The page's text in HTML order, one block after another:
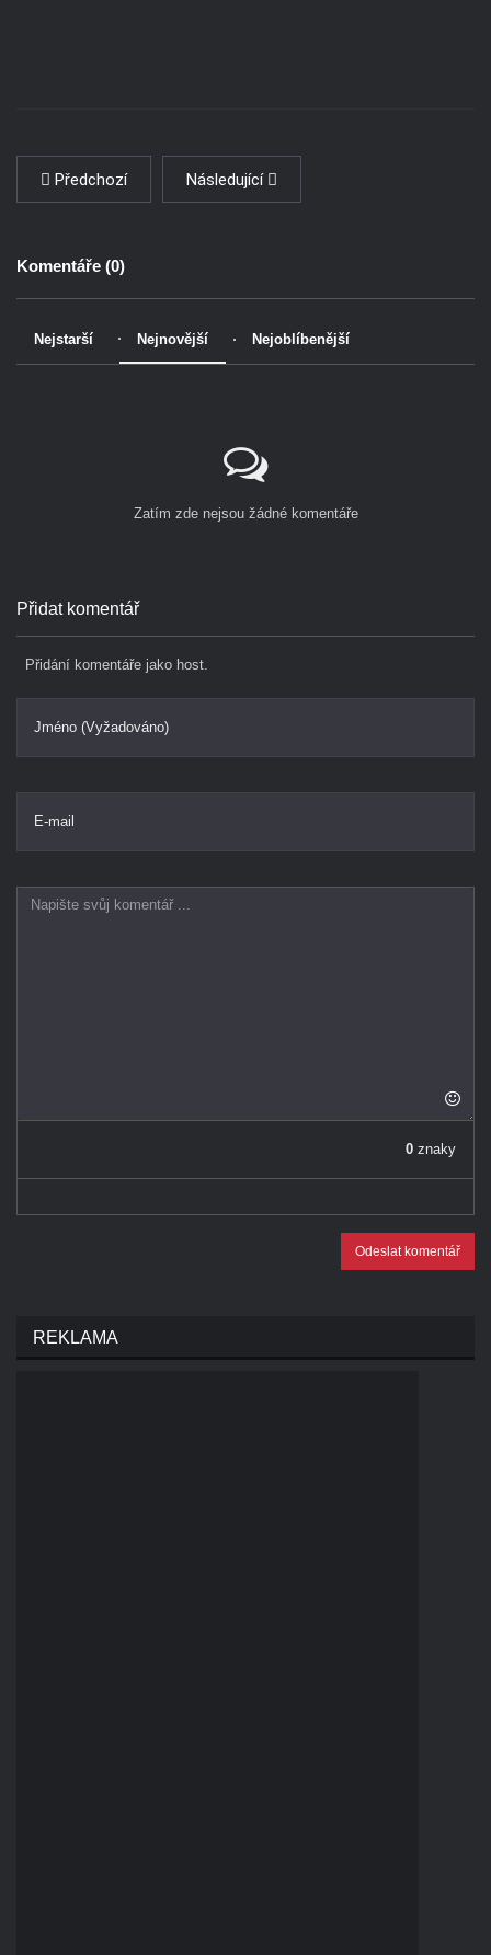
Předchozí Následující
Komentáře (0)
Nejstarší Nejnovější Nejoblíbenější
Zatím zde nejsou žádné komentáře
Přidat komentář
Přidání komentáře jako host.
Jméno (Vyžadováno)
E-mail
0 znaky
Odeslat komentář
REKLAMA